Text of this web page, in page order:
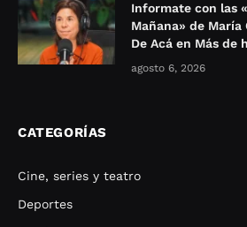
Informate con las
Mañana» de María
De Acá en Más de
agosto 6, 2026
CATEGORÍAS
Cine, series y teatro
Deportes